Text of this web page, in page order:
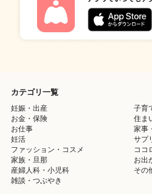
カテゴリ一覧
妊娠・出産
子育
お金・保険
住ま
お仕事
家事
妊活
サプ
ファッション・コスメ
ココ
家族・旦那
お出
産婦人科・小児科
その
雑談・つぶやき